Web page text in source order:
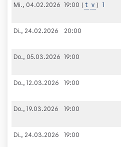
Mi., 04.02.2026 19:00 t v 1
Di., 24.02.2026 20:00
Do., 05.03.2026 19:00
Do., 12.03.2026 19:00
Do., 19.03.2026 19:00
Di., 24.03.2026 19:00